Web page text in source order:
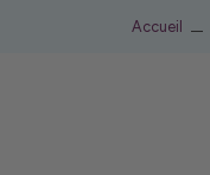
Accueil